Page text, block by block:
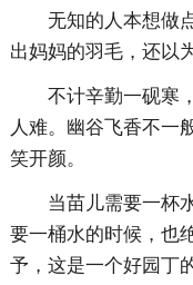
无知的人本想做
出妈妈的羽毛，还以
不计辛勤一砚寒
人难。幽谷飞香不一
笑开颜。
当苗儿需要一杯
要一桶水的时候，也
予，这是一个好园丁